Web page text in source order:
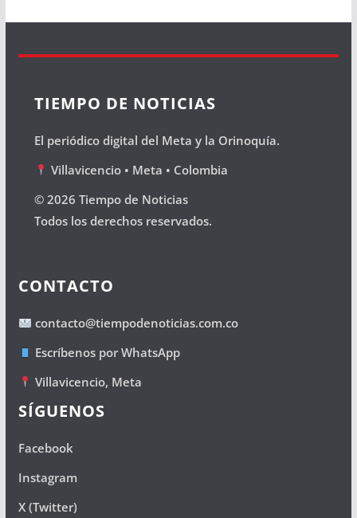
TIEMPO DE NOTICIAS
El periódico digital del Meta y la Orinoquía.
Villavicencio • Meta • Colombia
© 2026 Tiempo de Noticias
Todos los derechos reservados.
CONTACTO
contacto@tiempodenoticias.com.co
Escríbenos por WhatsApp
Villavicencio, Meta
SÍGUENOS
Facebook
Instagram
X (Twitter)